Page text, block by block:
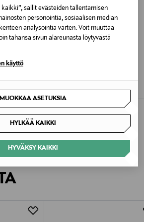
sallit evästeiden tallentamisen
personointia, sosiaalisen median
analysointia varten. Voit muuttaa
tahansa sivun alareunasta löytyvästä
käyttö
MUOKKAA ASETUKSIA
HYLKÄÄ KAIKKI
HYVÄKSY KAIKKI